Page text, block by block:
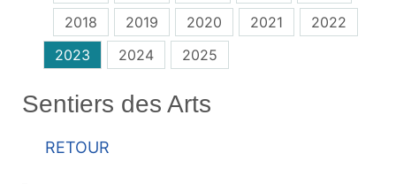
2018
2019 2020 2021
2022
2023
2024 2025
Sentiers des Arts
Retour